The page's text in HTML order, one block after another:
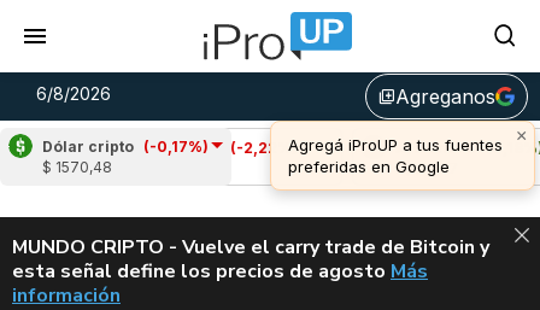
6/8/2026 library_addAgreganos
Dólar cripto (-0,17%)
$ 1570,48
Cardano (-2,22%)
u$s 0,19
Avalanche
(0,18%)
u$s 6,67
ALERTA
MUNDO CRIPTO - Vuelve el carry trade de Bitcoin y
esta señal define los precios de agosto VUELVE EL
Más
información